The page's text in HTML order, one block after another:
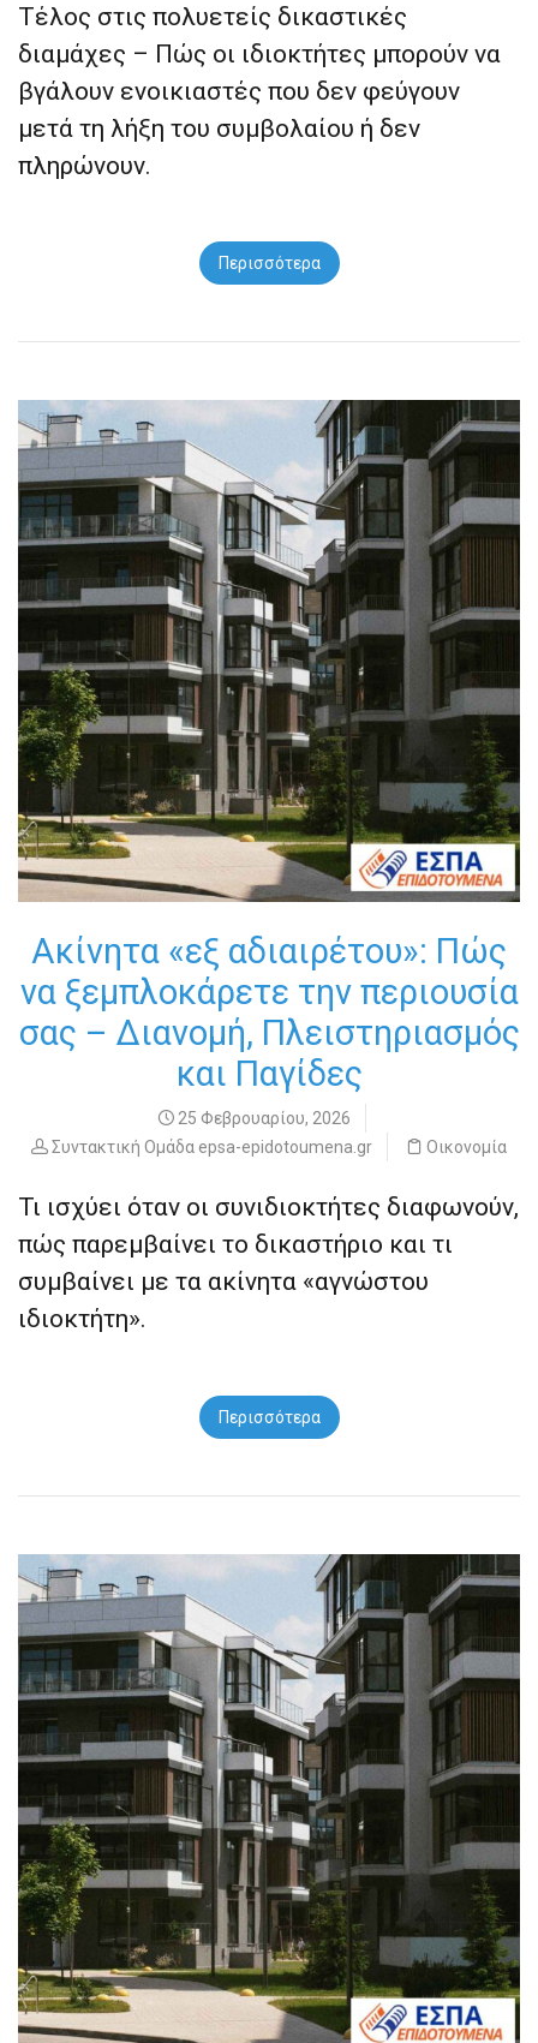
Τέλος στις πολυετείς δικαστικές
διαμάχες – Πώς οι ιδιοκτήτες μπορούν να
βγάλουν ενοικιαστές που δεν φεύγουν
μετά τη λήξη του συμβολαίου ή δεν
πληρώνουν.
Περισσότερα
Ακίνητα «εξ αδιαιρέτου»: Πώς
να ξεμπλοκάρετε την περιουσία
σας – Διανομή, Πλειστηριασμός
και Παγίδες
25 Φεβρουαρίου, 2026
Συντακτική Ομάδα epsa-epidotoumena.gr
Οικονομία
Τι ισχύει όταν οι συνιδιοκτήτες διαφωνούν,
πώς παρεμβαίνει το δικαστήριο και τι
συμβαίνει με τα ακίνητα «αγνώστου
ιδιοκτήτη».
Περισσότερα